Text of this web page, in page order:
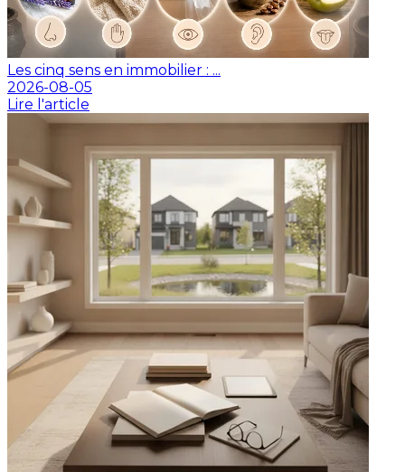
Les cinq sens en immobilier : ...
2026-08-05
Lire l'article